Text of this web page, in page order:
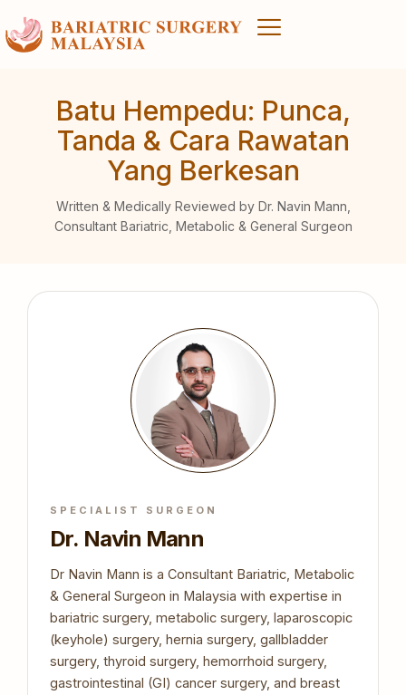
Batu Hempedu: Punca,
Tanda & Cara Rawatan
Yang Berkesan
Written & Medically Reviewed by Dr. Navin Mann,
Consultant Bariatric, Metabolic & General Surgeon
SPECIALIST SURGEON
Dr. Navin Mann
Dr Navin Mann is a Consultant Bariatric, Metabolic
& General Surgeon in Malaysia with expertise in
bariatric surgery, metabolic surgery, laparoscopic
(keyhole) surgery, hernia surgery, gallbladder
surgery, thyroid surgery, hemorrhoid surgery,
gastrointestinal (GI) cancer surgery, and breast